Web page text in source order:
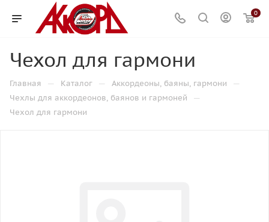
0
Чехол для гармони
Главная — Каталог — Аккордеоны, баяны, гармони —
Чехлы для аккордеонов, баянов и гармоней —
Чехол для гармони